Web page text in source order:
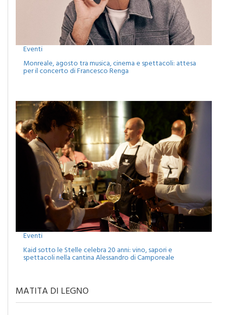
Eventi
Monreale, agosto tra musica, cinema e spettacoli: attesa
Eventi
Kaid sotto le Stelle celebra 20 anni: vino, sapori e
MATITA DI LEGNO